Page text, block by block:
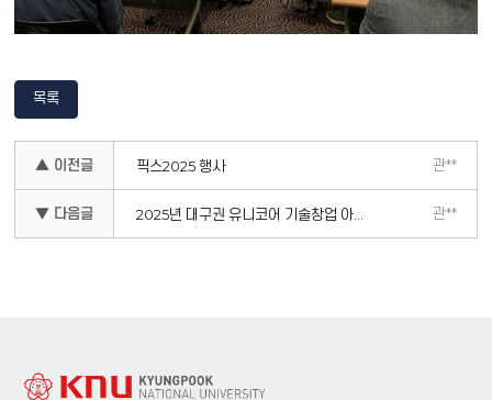
목록
▲ 이전글 픽스2025 행사 관**
▼ 다음글 2025년 대구권 유니코어 기술창업 아이디어 경진대회 성황리 폐막 관**